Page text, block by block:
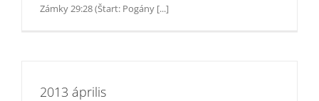
Zámky 29:28 (Štart: Pogány [...]
2013 április